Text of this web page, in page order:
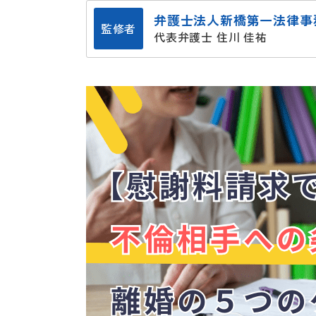
監修者 弁護士法人新橋第一法律
代表弁護士 住川 佳祐